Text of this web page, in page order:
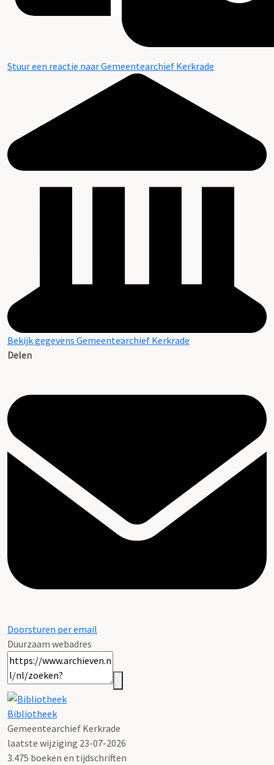
Stuur een reactie naar Gemeentearchief Kerkrade
Bekijk gegevens Gemeentearchief Kerkrade
Delen
Doorsturen per email
Duurzaam webadres
Bibliotheek
Gemeentearchief Kerkrade
laatste wijziging 23-07-2026
3.475 boeken en tijdschriften